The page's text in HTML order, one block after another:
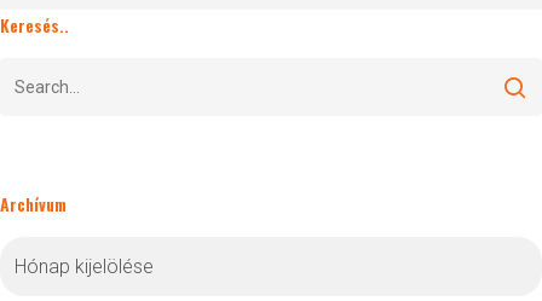
Keresés..
Archívum